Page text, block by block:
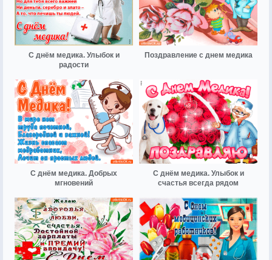
С днём медика. Улыбок и
радости
Поздравление с днем медика
С днём медика. Добрых
мгновений
С днём медика. Улыбок и
счастья всегда рядом